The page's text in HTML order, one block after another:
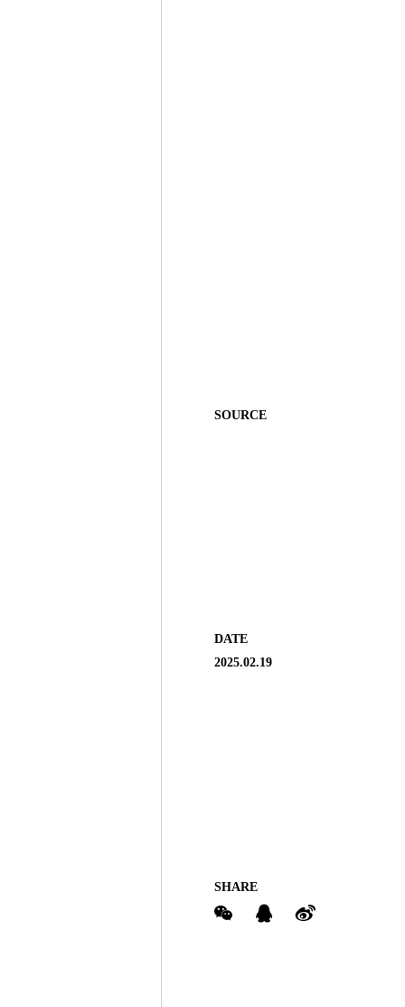
SOURCE
DATE
2025.02.19
SHARE